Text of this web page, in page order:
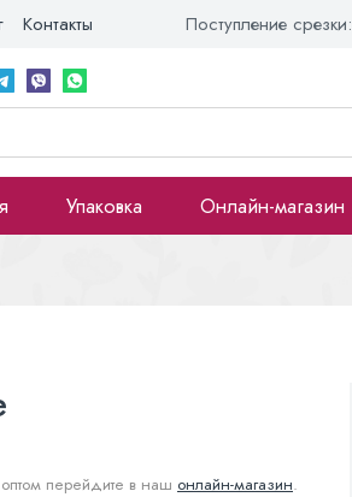
Контакты Поступление срезки:
Упаковка Онлайн-магазин
перейдите в наш онлайн-магазин.